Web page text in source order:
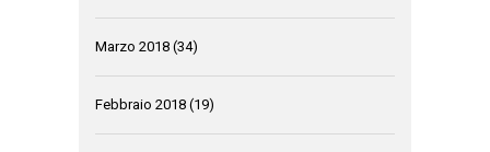
Marzo 2018 (34)
Febbraio 2018 (19)